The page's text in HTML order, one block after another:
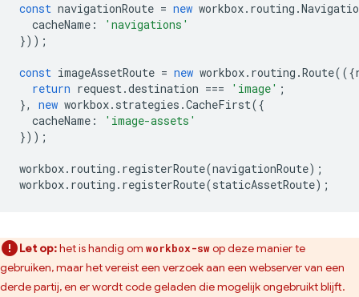
const navigationRoute = new workbox. routing .
cacheName :
'navigations'
}));
const imageAssetRoute = new workbox. routing .Route(({
return request.destination === 'image' ;
},
new workbox. strategies .CacheFirst({
cacheName :
'image-assets'
}));
workbox. routing . registerRoute(navigationRoute);
workbox. routing . registerRoute(staticAssetRoute);
Let op:het is handig om workbox-swop deze manier te
gebruiken, maar het vereist een verzoek aan een webserver van een
derde partij, en er wordt code geladen die mogelijk ongebruikt blijft.